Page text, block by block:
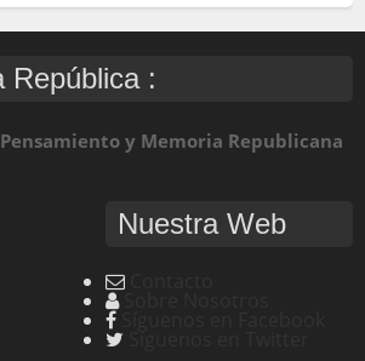
República :
y Memoria Republicana
Nuestra Web